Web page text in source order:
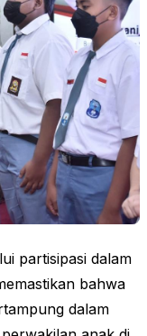
partisipasi dalam
bahwa
dalam